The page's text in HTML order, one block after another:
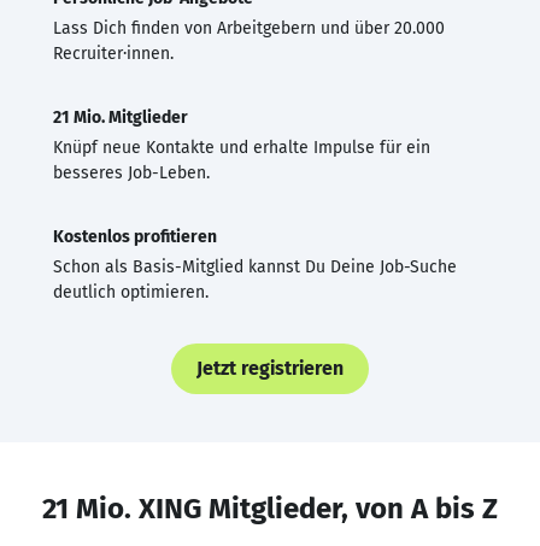
Lass Dich finden von Arbeitgebern und über 20.000
Recruiter·innen.
21 Mio. Mitglieder
Knüpf neue Kontakte und erhalte Impulse für ein
besseres Job-Leben.
Kostenlos profitieren
Schon als Basis-Mitglied kannst Du Deine Job-Suche
deutlich optimieren.
Jetzt registrieren
21 Mio. XING Mitglieder, von A bis Z